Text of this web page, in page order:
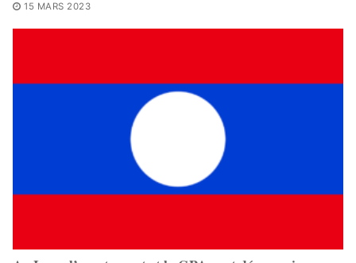
15 MARS 2023